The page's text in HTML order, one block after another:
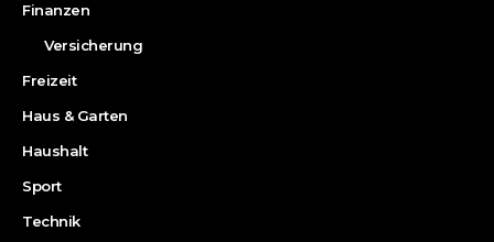
Finanzen
Versicherung
Freizeit
Haus & Garten
Haushalt
Sport
Technik